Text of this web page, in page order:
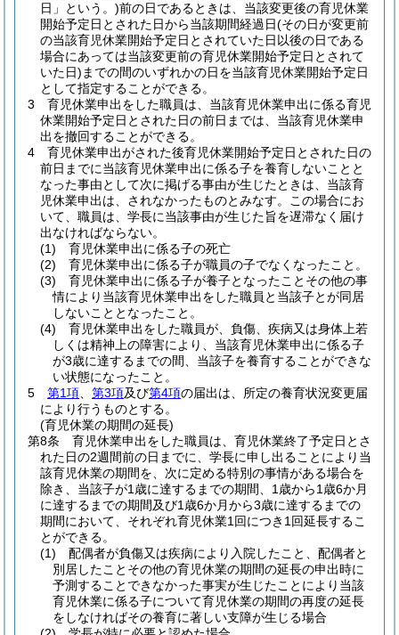
日」という。)前の日であるときは、当該変更後の育児休業
開始予定日とされた日から当該期間経過日(その日が変更前
の当該育児休業開始予定日とされていた日以後の日である
場合にあっては当該変更前の育児休業開始予定日とされて
いた日) までの間のいずれかの日を当該育児休業開始予定日
として指定することができる。
3
育児休業申出をした職員は、当該育児休業申出に係る育児
休業開始予定日とされた日の前日までは、当該育児休業申
出を撤回することができる。
4
育児休業申出がされた後育児休業開始予定日とされた日の
前日までに当該育児休業申出に係る子を養育しないことと
なった事由として次に掲げる事由が生じたときは、当該育
児休業申出は、されなかったものとみなす。
この場合にお
いて、職員は、学長に当該事由が生じた旨を遅滞なく届け
出なければならない。
(1)
育児休業申出に係る子の死亡
(2)
育児休業申出に係る子が職員の子でなくなったこと。
(3)
育児休業申出に係る子が養子となったことその他の事
情により当該育児休業申出をした職員と当該子とが同居
しないこととなったこと。
(4)
育児休業申出をした職員が、負傷、疾病又は身体上若
しくは精神上の障害により、当該育児休業申出に係る子
が3歳に達するまでの間、当該子を養育することができな
い状態になったこと。
5
第1項 第3項及び第4項の届出は、所定の養育状況変更届
により行うものとする。
(育児休業の期間の延長)
第8条
育児休業申出をした職員は、育児休業終了予定日とさ
れた日の2週間前の日までに、学長に申し出ることにより当
該育児休業の期間を、次に定める特別の事情がある場合を
除き、当該子が1歳に達するまでの期間、1歳から1歳6か月
に達するまでの期間及び1歳6か月から3歳に達するまでの
期間において、それぞれ育児休業1回につき1回延長するこ
とができる。
(1)
配偶者が負傷又は疾病により入院したこと、配偶者と
別居したことその他の育児休業の期間の延長の申出時に
予測することできなかった事実が生じたことにより当該
育児休業に係る子について育児休業の期間の再度の延長
をしなければその養育に著しい支障が生じる場合